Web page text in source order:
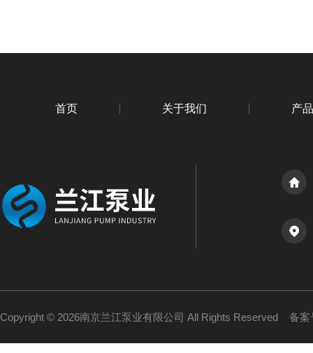
首页 关于我们 产
Copyright © 2026南京兰江泵业有限公司 All Rights Reserved 备案